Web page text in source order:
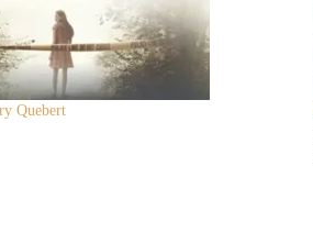
Quebert